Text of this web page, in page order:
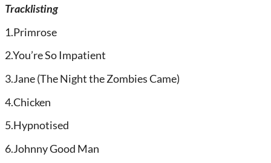
Tracklisting
1.Primrose
2.You’re So Impatient
3.Jane (The Night the Zombies Came)
4.Chicken
5.Hypnotised
6.Johnny Good Man